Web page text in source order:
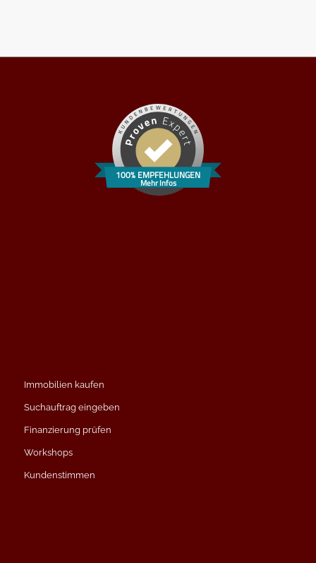
100% EMPFEHLUNGEN
Mehr Infos
Immobilien kaufen
Suchauftrag eingeben
Finanzierung prüfen
Workshops
Kundenstimmen